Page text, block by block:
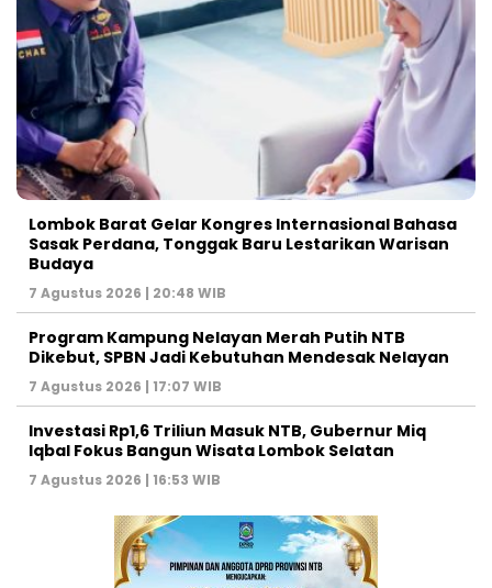
Lombok Barat Gelar Kongres Internasional Bahasa
Sasak Perdana, Tonggak Baru Lestarikan Warisan
Budaya
7 Agustus 2026 | 20:48 WIB
Program Kampung Nelayan Merah Putih NTB
Dikebut, SPBN Jadi Kebutuhan Mendesak Nelayan
7 Agustus 2026 | 17:07 WIB
Investasi Rp1,6 Triliun Masuk NTB, Gubernur Miq
Iqbal Fokus Bangun Wisata Lombok Selatan
7 Agustus 2026 | 16:53 WIB